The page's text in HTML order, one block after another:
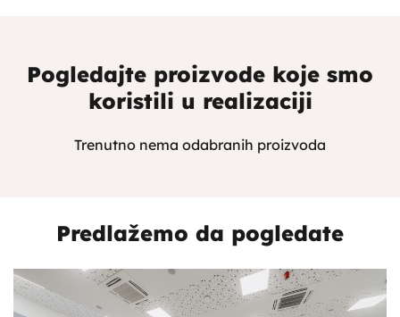
Pogledajte proizvode koje smo
koristili u realizaciji
Trenutno nema odabranih proizvoda
Predlažemo da pogledate